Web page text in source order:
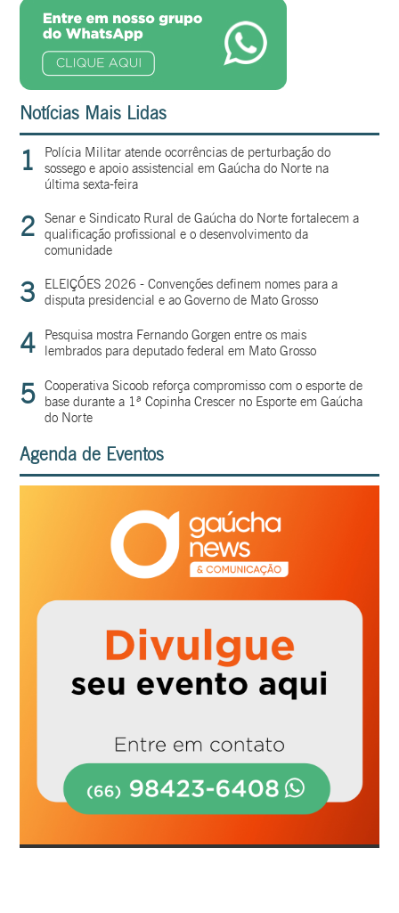
Notícias Mais Lidas
1
Polícia Militar atende ocorrências de perturbação do
sossego e apoio assistencial em Gaúcha do Norte na
última sexta-feira
2
Senar e Sindicato Rural de Gaúcha do Norte fortalecem a
qualificação profissional e o desenvolvimento da
comunidade
3
ELEIÇÕES 2026 - Convenções definem nomes para a
disputa presidencial e ao Governo de Mato Grosso
4
Pesquisa mostra Fernando Gorgen entre os mais
lembrados para deputado federal em Mato Grosso
5 Cooperativa Sicoob reforça compromisso com o esporte de
base durante a 1ª Copinha Crescer no Esporte em Gaúcha
do Norte
Agenda de Eventos